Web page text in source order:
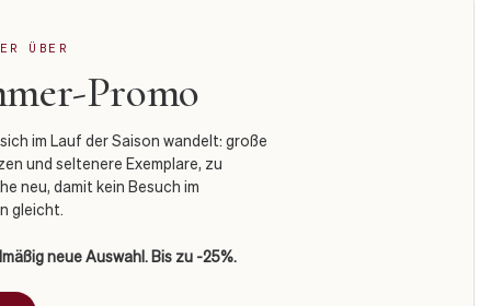
ÜBER
Promo
im Lauf der Saison wandelt: große
und seltenere Exemplare, zu
neu, damit kein Besuch im
gleicht.
neue Auswahl. Bis zu -25%.